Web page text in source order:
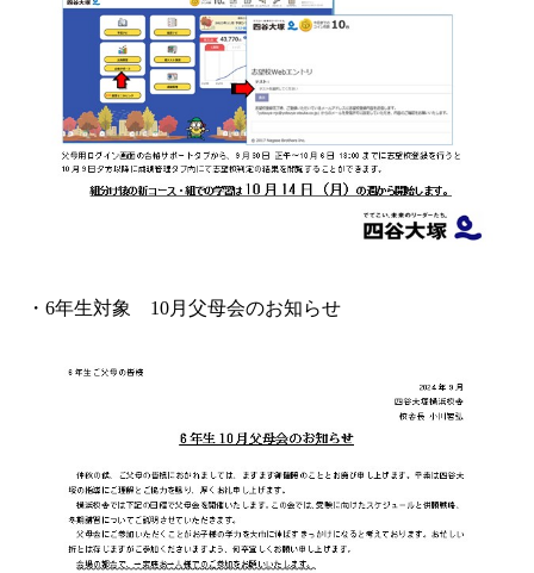
・6年生対象 10月父母会のお知らせ